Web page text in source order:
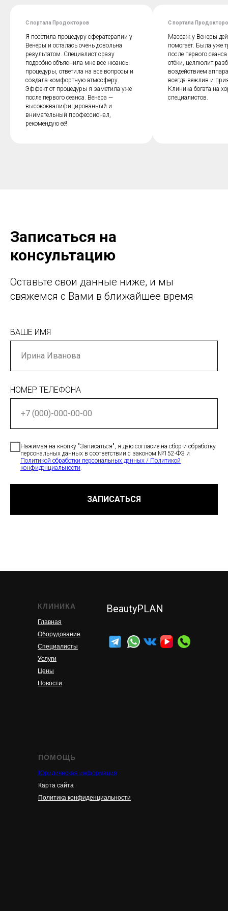
С портала Продокторов
Я посетила процедуру сфератерапии у
Венеры и осталась очень довольна
результатом. Специалист сразу
подробно объяснила мне все нюансы
процедуры, ответила на все вопросы и
создала комфортную атмосферу.
Эффект от процедуры я заметила уже
после первого сеанса. Венера —
высококвалифицированный и
внимательный профессионал,
рекомендую её!
С портала
Массаж​ у Венеры
помогает. Была уже
после первого
отёки, целлюлит​
воздействием
всегда вежлив и
Клиника богата на
специалистов.
Записаться на
консультацию
Оставьте свои данные ниже, и мы
свяжемся с Вами в ближайшее время
ВАШЕ ИМЯ
НОМЕР ТЕЛЕФОНА
Нажимая на кнопку "Записаться", я даю согласие на сбор и обработку
персональных данных в соответствии с законом №152-ФЗ и
Политикой обработки персональных данных / Политикой
конфиденциальности.
ЗАПИСАТЬСЯ
КЛИНИКА
Главная
Оборудование
Специалисты
Услуги
Цены
Новости
ПОМОЩЬ
Юридическая информация
Карта сайта
Политика конфиденциальности
BeautyPLAN